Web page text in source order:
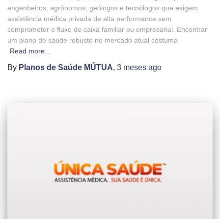
engenheiros, agrônomos, geólogos e tecnólogos que exigem
assistência médica privada de alta performance sem
comprometer o fluxo de caixa familiar ou empresarial. Encontrar
um plano de saúde robusto no mercado atual costuma
Read more…
By Planos de Saúde MÚTUA, 3 meses ago